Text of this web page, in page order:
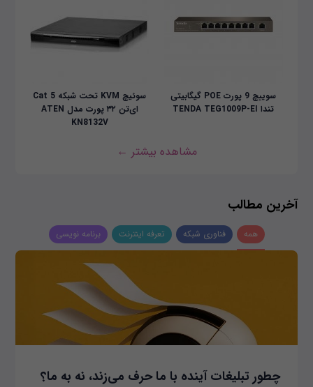
سوییچ 9 پورت POE گیگابیتی
تندا TENDA TEG1009P-EI
سوئیچ KVM تحت شبکه Cat 5
ای‌تن ۳۲ پورت مدل ATEN
KN8132V
مشاهده بیشتر ←
آخرین مطالب
همه فناوری شبکه تعرفه اینترنت برنامه نویسی
چطور تبلیغات آینده با ما حرف می‌زند، نه به ما؟